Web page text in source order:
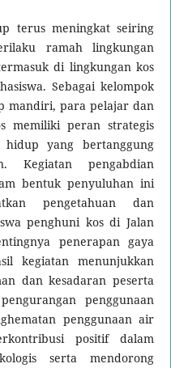
terus meningkat seiring
ramah lingkungan
di lingkungan kos
Sebagai kelompok
mandiri, para pelajar dan
memiliki peran strategis
hidup yang bertanggung
Kegiatan pengabdian
bentuk penyuluhan ini
pengetahuan dan
penghuni kos di Jalan
penerapan gaya
kegiatan menunjukkan
dan kesadaran peserta
penggunaan
penggunaan air
positif dalam
serta mendorong